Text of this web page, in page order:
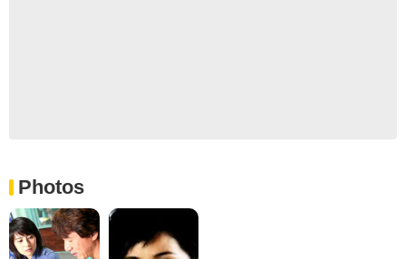
Photos